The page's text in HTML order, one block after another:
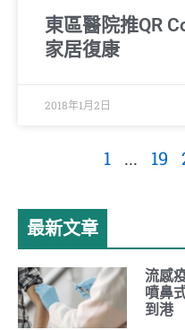
東區醫院推QR
家居復康
2018年1月2日
1 ... 19
最新文章
流感
噴鼻
到港